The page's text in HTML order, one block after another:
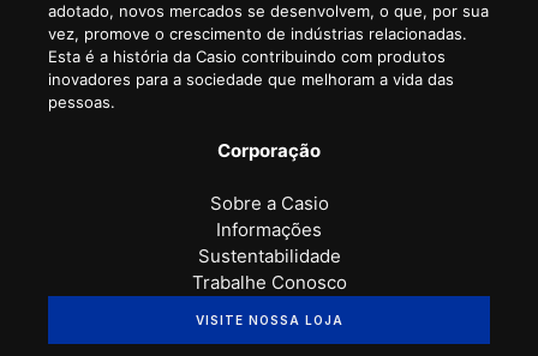
adotado, novos mercados se desenvolvem, o que, por sua
vez, promove o crescimento de indústrias relacionadas.
Esta é a história da Casio contribuindo com produtos
inovadores para a sociedade que melhoram a vida das
pessoas.
Corporação
Sobre a Casio
Informações
Sustentabilidade
Trabalhe Conosco
VISITE NOSSA LOJA